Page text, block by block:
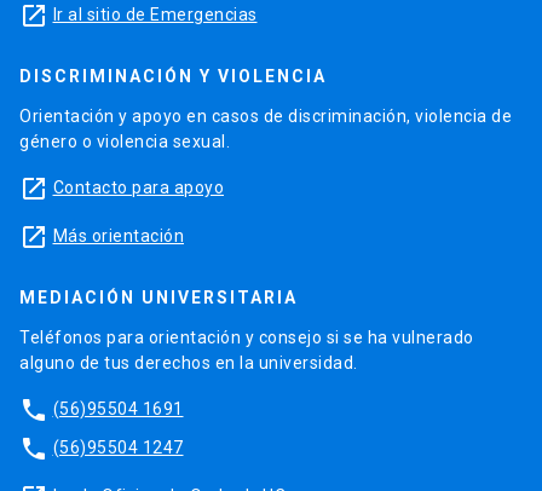
launch Ir al sitio de Emergencias
DISCRIMINACIÓN Y VIOLENCIA
Orientación y apoyo en casos de discriminación, violencia de
género o violencia sexual.
launch Contacto para apoyo
launch Más orientación
MEDIACIÓN UNIVERSITARIA
Teléfonos para orientación y consejo si se ha vulnerado
alguno de tus derechos en la universidad.
phone (56)95504 1691
phone (56)95504 1247